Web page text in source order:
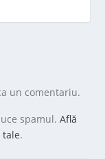
un comentariu.
spamul.Află
.